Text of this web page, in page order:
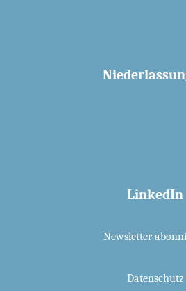
LinkedIn
Newsletter
Datenschutz